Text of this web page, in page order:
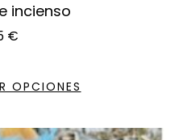
incienso
€
OPCIONES